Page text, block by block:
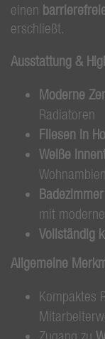
einen
erschließt.
Ausstattung &
Moderne
Radiatoren
Fliesen in
Weiße
mit
Vollständig
Allgemeine
Kompaktes
Zugang zu